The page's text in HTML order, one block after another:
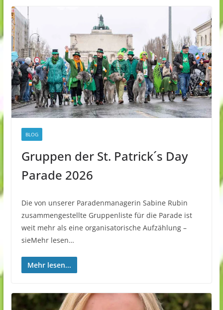
BLOG
Gruppen der St. Patrick´s Day
Parade 2026
Die von unserer Paradenmanagerin Sabine Rubin
zusammengestellte Gruppenliste für die Parade ist
weit mehr als eine organisatorische Aufzählung –
sieMehr lesen…
Mehr lesen...